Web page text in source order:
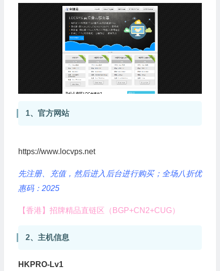
1、官方网站
https://www.locvps.net
先注册、充值，然后进入后台进行购买；全场八折优
惠码：2025
【香港】招牌精品直链区（BGP+CN2+CUG）
2、主机信息
HKPRO-Lv1